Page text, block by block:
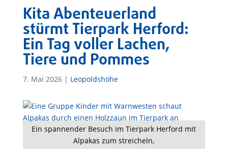
Kita Abenteuerland
stürmt Tierpark Herford:
Ein Tag voller Lachen,
Tiere und Pommes
7. Mai 2026| Leopoldshöhe
Ein spannender Besuch im Tierpark Herford mit
Alpakas zum streicheln,